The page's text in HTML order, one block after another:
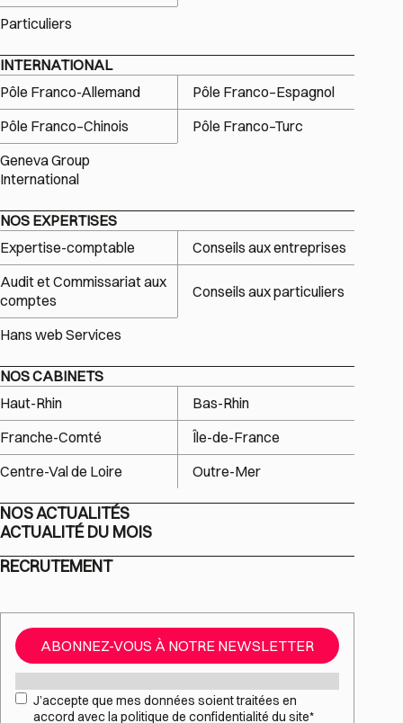
Particuliers
INTERNATIONAL
Pôle Franco-Allemand
Pôle Franco–Espagnol
Pôle Franco–Chinois
Pôle Franco–Turc
Geneva Group
International
NOS EXPERTISES
Expertise-comptable
Conseils aux entreprises
Audit et Commissariat aux
comptes
Conseils aux particuliers
Hans web Services
NOS CABINETS
Haut-Rhin
Bas-Rhin
Franche-Comté
Île-de-France
Centre-Val de Loire
Outre-Mer
NOS ACTUALITÉS
ACTUALITÉ DU MOIS
RECRUTEMENT
ABONNEZ-VOUS À NOTRE NEWSLETTER
RGPD*
J’accepte que mes données soient traitées en
accord avec la politique de confidentialité du site*